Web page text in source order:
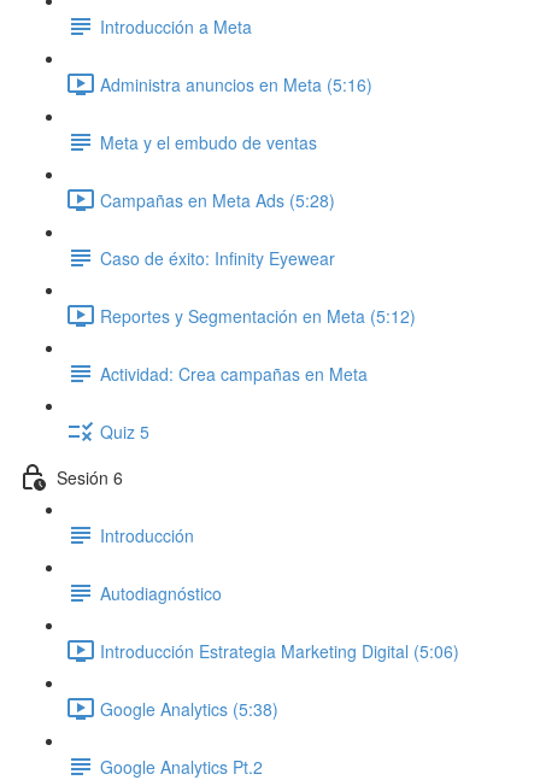
Introducción a Meta
Administra anuncios en Meta (5:16)
Meta y el embudo de ventas
Campañas en Meta Ads (5:28)
Caso de éxito: Infinity Eyewear
Reportes y Segmentación en Meta (5:12)
Actividad: Crea campañas en Meta
Quiz 5
Sesión 6
Introducción
Autodiagnóstico
Introducción Estrategia Marketing Digital (5:06)
Google Analytics (5:38)
Google Analytics Pt.2